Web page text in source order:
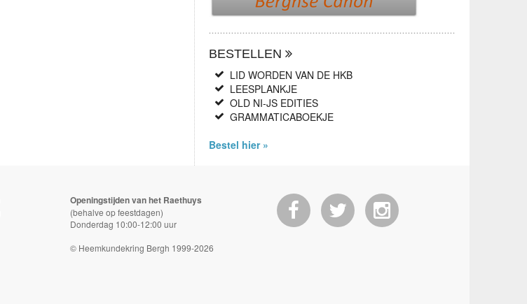
BESTELLEN
LID WORDEN VAN DE HKB
LEESPLANKJE
OLD NI-JS EDITIES
GRAMMATICABOEKJE
Bestel hier »
Openingstijden van het Raethuys
(behalve op feestdagen)
Donderdag 10:00-12:00 uur
© Heemkundekring Bergh 1999-2026